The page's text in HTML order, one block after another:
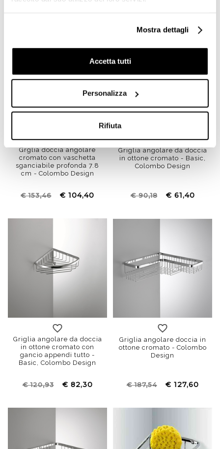
Mostra dettagli
Accetta tutti
Personalizza
Rifiuta
Grglia doccia angolare
cromato con vaschetta
sganciabile profonda 7.8
cm - Colombo Design
€ 153,46 € 104,40
Griglia angolare da doccia
in ottone cromato - Basic,
Colombo Design
€ 90,18 € 61,40
Griglia angolare da doccia
in ottone cromato con
gancio appendi tutto -
Basic, Colombo Design
€ 120,93 € 82,30
Griglia angolare doccia in
ottone cromato - Colombo
Design
€ 187,54 € 127,60